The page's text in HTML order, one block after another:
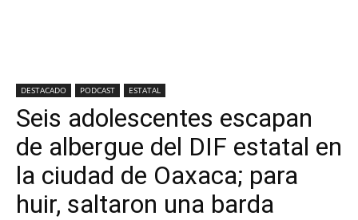
DESTACADO PODCAST ESTATAL
Seis adolescentes escapan
de albergue del DIF estatal en
la ciudad de Oaxaca; para
huir, saltaron una barda